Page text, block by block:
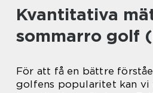
Kvantitativa
sommarro golf
För att få en bättre
golfens popularitet kan vi